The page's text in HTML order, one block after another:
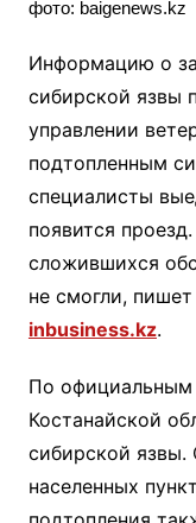
фото: baigenews.kz
Информацию о
сибирской язвы
управлении
подтопленным
специалисты
появится
сложившихся
не смогли, пишет
inbusiness.kz.
По официальным
Костанайской
сибирской язвы.
населенных